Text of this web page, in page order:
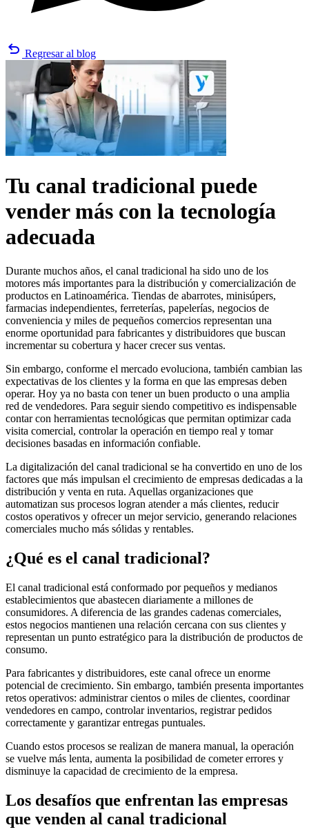
undo Regresar al blog
Tu canal tradicional puede
vender más con la tecnología
adecuada
Durante muchos años, el canal tradicional ha sido uno de los
motores más importantes para la distribución y comercialización de
productos en Latinoamérica. Tiendas de abarrotes, minisúpers,
farmacias independientes, ferreterías, papelerías, negocios de
conveniencia y miles de pequeños comercios representan una
enorme oportunidad para fabricantes y distribuidores que buscan
incrementar su cobertura y hacer crecer sus ventas.
Sin embargo, conforme el mercado evoluciona, también cambian las
expectativas de los clientes y la forma en que las empresas deben
operar. Hoy ya no basta con tener un buen producto o una amplia
red de vendedores. Para seguir siendo competitivo es indispensable
contar con herramientas tecnológicas que permitan optimizar cada
visita comercial, controlar la operación en tiempo real y tomar
decisiones basadas en información confiable.
La digitalización del canal tradicional se ha convertido en uno de los
factores que más impulsan el crecimiento de empresas dedicadas a la
distribución y venta en ruta. Aquellas organizaciones que
automatizan sus procesos logran atender a más clientes, reducir
costos operativos y ofrecer un mejor servicio, generando relaciones
comerciales mucho más sólidas y rentables.
¿Qué es el canal tradicional?
El canal tradicional está conformado por pequeños y medianos
establecimientos que abastecen diariamente a millones de
consumidores. A diferencia de las grandes cadenas comerciales,
estos negocios mantienen una relación cercana con sus clientes y
representan un punto estratégico para la distribución de productos de
consumo.
Para fabricantes y distribuidores, este canal ofrece un enorme
potencial de crecimiento. Sin embargo, también presenta importantes
retos operativos: administrar cientos o miles de clientes, coordinar
vendedores en campo, controlar inventarios, registrar pedidos
correctamente y garantizar entregas puntuales.
Cuando estos procesos se realizan de manera manual, la operación
se vuelve más lenta, aumenta la posibilidad de cometer errores y
disminuye la capacidad de crecimiento de la empresa.
Los desafíos que enfrentan las empresas
que venden al canal tradicional